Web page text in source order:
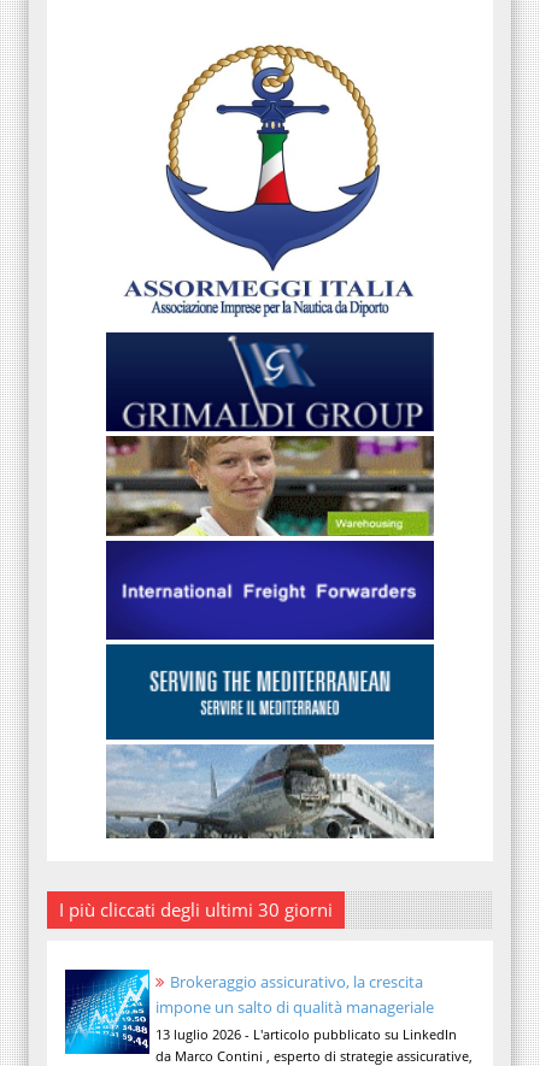
I più cliccati degli ultimi 30 giorni
Brokeraggio assicurativo, la crescita
impone un salto di qualità manageriale
13 luglio 2026 - L'articolo pubblicato su LinkedIn
da Marco Contini , esperto di strategie assicurative,